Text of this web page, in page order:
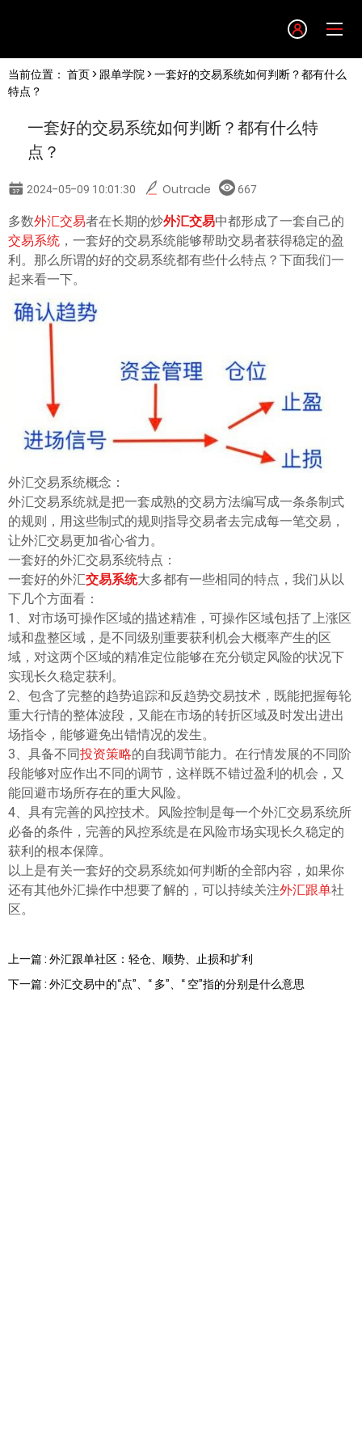
English
简体中文
한글
日本語
Tiếng việt
ไทย
当前位置： 首页> 跟单学院> 一套好的交易系统如何判断？都有什么
特点？
一套好的交易系统如何判断？都有什么特
点？
2024-05-09 10:01:30 Outrade 667
多数外汇交易者在长期的炒外汇交易中都形成了一套自己的
交易系统 ，一套好的交易系统能够帮助交易者获得稳定的盈
利。那么所谓的好的交易系统都有些什么特点？下面我们一
起来看一下。
外汇交易系统概念：
外汇交易系统就是把一套成熟的交易方法编写成一条条制式
的规则，用这些制式的规则指导交易者去完成每一笔交易，
让外汇交易更加省心省力。
一套好的外汇交易系统特点：
一套好的外汇交易系统大多都有一些相同的特点，我们从以
下几个方面看：
1、对市场可操作区域的描述精准，可操作区域包括了上涨区
域和盘整区域，是不同级别重要获利机会大概率产生的区
域，对这两个区域的精准定位能够在充分锁定风险的状况下
实现长久稳定获利。
2、包含了完整的趋势追踪和反趋势交易技术，既能把握每轮
重大行情的整体波段，又能在市场的转折区域及时发出进出
场指令，能够避免出错情况的发生。
3、具备不同投资策略的自我调节能力。在行情发展的不同阶
段能够对应作出不同的调节，这样既不错过盈利的机会，又
能回避市场所存在的重大风险。
4、具有完善的风控技术。风险控制是每一个外汇交易系统所
必备的条件，完善的风控系统是在风险市场实现长久稳定的
获利的根本保障。
以上是有关一套好的交易系统如何判断的全部内容，如果你
还有其他外汇操作中想要了解的，可以持续关注外汇跟单社
区。
上一篇 : 外汇跟单社区：轻仓、顺势、止损和扩利
下一篇 : 外汇交易中的“点”、“ 多”、“ 空”指的分别是什么意思